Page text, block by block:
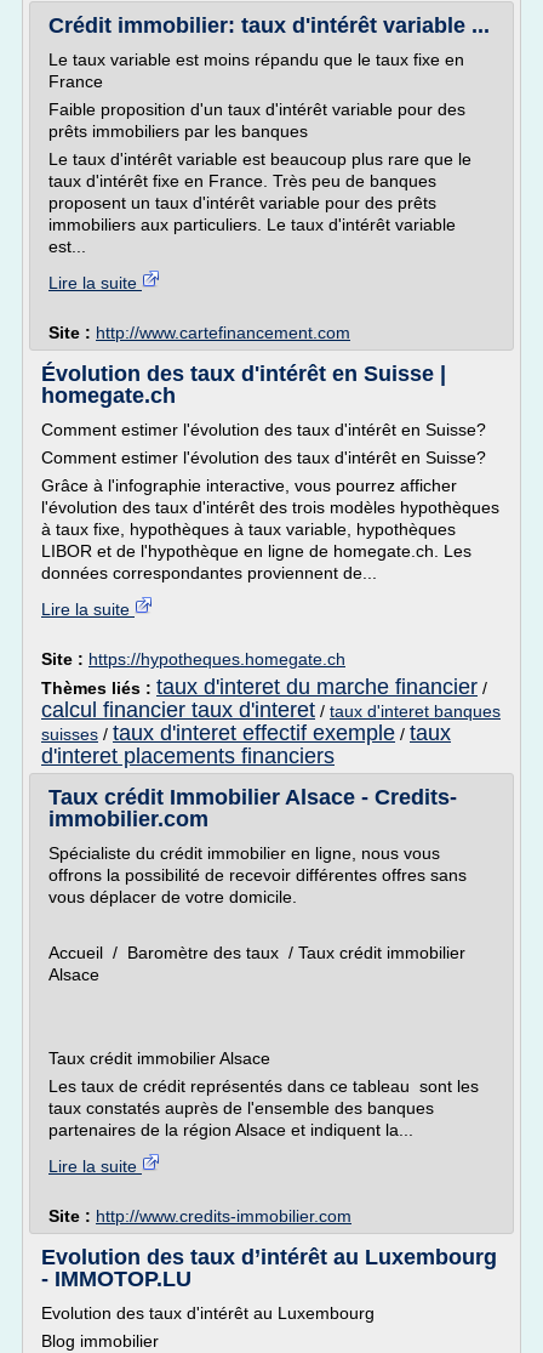
Crédit immobilier: taux d'intérêt variable ...
Le taux variable est moins répandu que le taux fixe en
France
Faible proposition d'un taux d'intérêt variable pour des
prêts immobiliers par les banques
Le taux d'intérêt variable est beaucoup plus rare que le
taux d'intérêt fixe en France. Très peu de banques
proposent un taux d'intérêt variable pour des prêts
immobiliers aux particuliers. Le taux d'intérêt variable
est...
Lire la suite
Site : http://www.cartefinancement.com
Évolution des taux d'intérêt en Suisse |
homegate.ch
Comment estimer l'évolution des taux d'intérêt en Suisse?
Comment estimer l'évolution des taux d'intérêt en Suisse?
Grâce à l'infographie interactive, vous pourrez afficher
l'évolution des taux d'intérêt des trois modèles hypothèques
à taux fixe, hypothèques à taux variable, hypothèques
LIBOR et de l'hypothèque en ligne de homegate.ch. Les
données correspondantes proviennent de...
Lire la suite
Site : https://hypotheques.homegate.ch
Thèmes liés : taux d'interet du marche financier /
calcul financier taux d'interet / taux d'interet banques
suisses / taux d'interet effectif exemple / taux
d'interet placements financiers
Taux crédit Immobilier Alsace - Credits-
immobilier.com
Spécialiste du crédit immobilier en ligne, nous vous
offrons la possibilité de recevoir différentes offres sans
vous déplacer de votre domicile.
Accueil / Baromètre des taux / Taux crédit immobilier
Alsace
Taux crédit immobilier Alsace
Les taux de crédit représentés dans ce tableau sont les
taux constatés auprès de l'ensemble des banques
partenaires de la région Alsace et indiquent la...
Lire la suite
Site : http://www.credits-immobilier.com
Evolution des taux d’intérêt au Luxembourg
- IMMOTOP.LU
Evolution des taux d'intérêt au Luxembourg
Blog immobilier